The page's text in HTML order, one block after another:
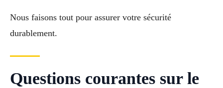
Nous faisons tout pour assurer votre sécurité
durablement.
Questions courantes sur le